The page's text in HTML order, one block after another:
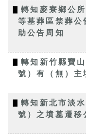
▋轉知麥寮鄉公
等墓葬區禁葬公
助公告周知
▋轉知新竹縣寶
號）有（無）
▋轉知新北市淡
號）之墳墓遷移